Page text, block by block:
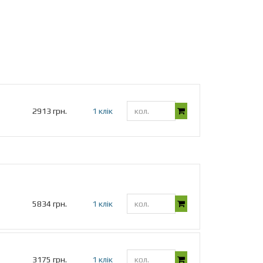
2913 грн. 1 клік
5834 грн. 1 клік
3175 грн. 1 клік